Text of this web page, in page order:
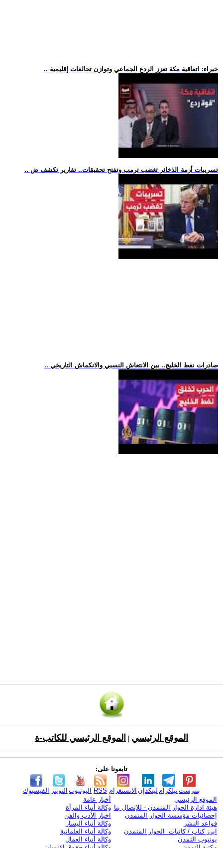
.. خبراء: اتفاقية مكة تعزز الردع الجماعي وتوازن تحالفات إقليمية
.. تسريبات أزمة الذخائر تغضب ترمب وتفتح تحقيقات.. تقارير تكشف ض
.. صادرات نفط الخليج.. بين الانتعاش النسبي والانكماش التاريخي
الموقع الرئيسي الموقع الرئيسي للكاتب-ة
تابعونا على:
الفيسبوك التويتر اليوتيوب RSS الانستغرام لينكدإن تيلكرامبنترست
الموقع الرئيسي
هيئة ادارة الحوار المتمدن - للإتصال بنا
إحصائيات مؤسسة الحوار المتمدن
قواعد النشر
ابرز كتاب / كاتبات الحوار المتمدن
يوتيوب التمدن
أخبار عامة
وكالة أنباء المرأة
اخبار الأدب والفن
وكالة أنباء اليسار
وكالة أنباء العلمانية
وكالة أنباء العمال